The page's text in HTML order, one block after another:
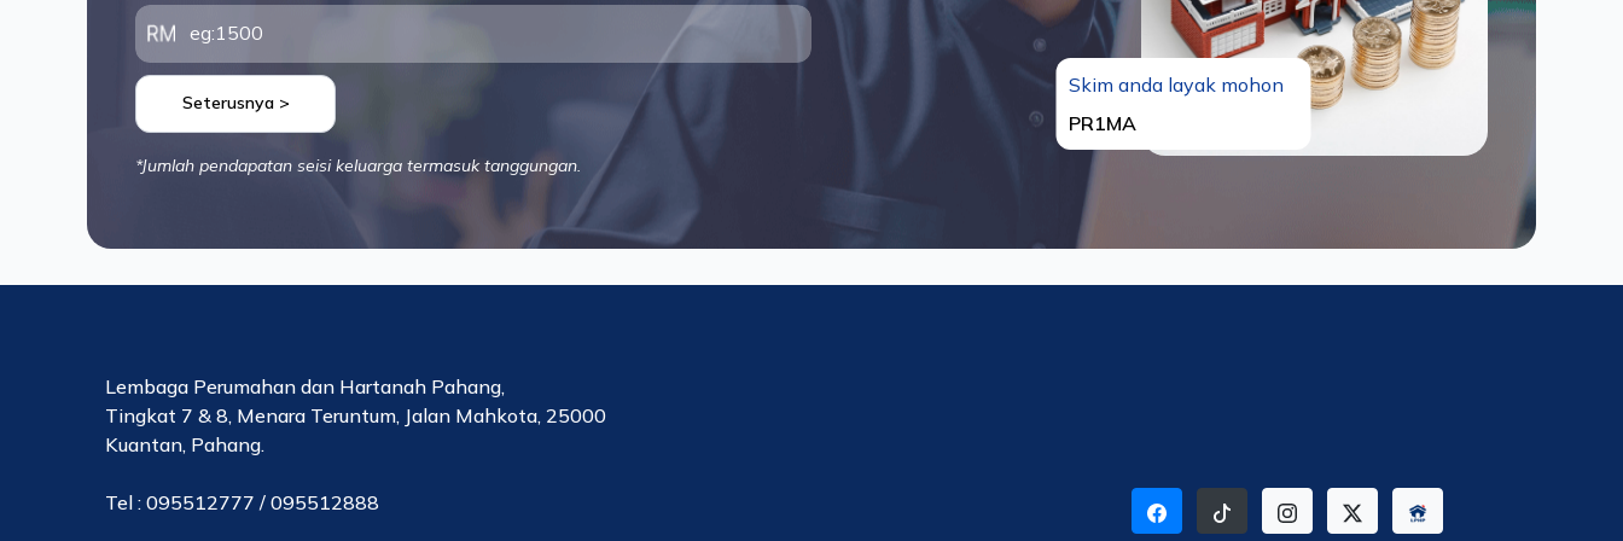
Seterusnya >
*Jumlah pendapatan seisi keluarga termasuk tanggungan.
Skim anda layak mohon
PR1MA
Lembaga Perumahan dan Hartanah Pahang,
Tingkat 7 & 8, Menara Teruntum, Jalan Mahkota, 25000
Kuantan, Pahang.
Tel : 095512777 / 095512888